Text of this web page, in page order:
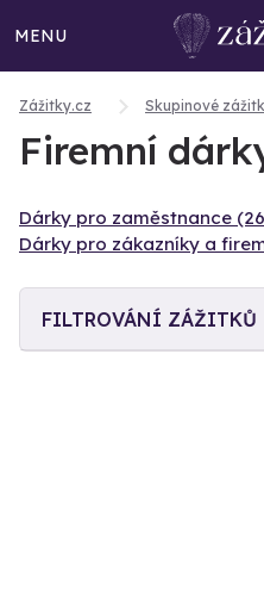
MENU
Zážitky.cz Skupinové
Firemní
Dárky pro zaměstnance
Dárky pro zákazníky a
FILTROVÁNÍ ZÁŽITKŮ